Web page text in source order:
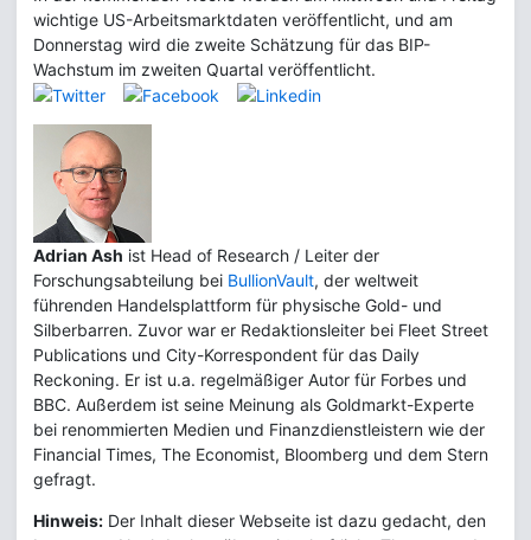
wichtige US-Arbeitsmarktdaten veröffentlicht, und am
Donnerstag wird die zweite Schätzung für das BIP-
Wachstum im zweiten Quartal veröffentlicht.
Adrian Ash ist Head of Research / Leiter der
Forschungsabteilung bei BullionVault, der weltweit
führenden Handelsplattform für physische Gold- und
Silberbarren. Zuvor war er Redaktionsleiter bei Fleet Street
Publications und City-Korrespondent für das Daily
Reckoning. Er ist u.a. regelmäßiger Autor für Forbes und
BBC. Außerdem ist seine Meinung als Goldmarkt-Experte
bei renommierten Medien und Finanzdienstleistern wie der
Financial Times, The Economist, Bloomberg und dem Stern
gefragt.
Hinweis: Der Inhalt dieser Webseite ist dazu gedacht, den